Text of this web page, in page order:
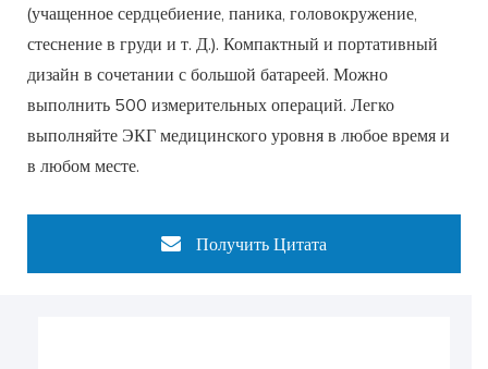
(учащенное сердцебиение, паника, головокружение,
стеснение в груди и т. Д.). Компактный и портативный
дизайн в сочетании с большой батареей. Можно
выполнить 500 измерительных операций. Легко
выполняйте ЭКГ медицинского уровня в любое время и
в любом месте.
Получить Цитата